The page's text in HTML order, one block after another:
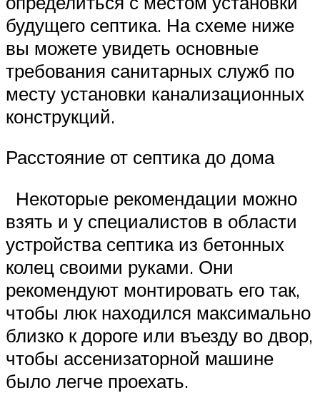
будущего септика. На схеме ниже
вы можете увидеть основные
требования санитарных служб по
месту установки канализационных
конструкций.
Расстояние от септика до дома
Некоторые рекомендации можно
взять и у специалистов в области
устройства септика из бетонных
колец своими руками. Они
рекомендуют монтировать его так,
чтобы люк находился максимально
близко к дороге или въезду во двор,
чтобы ассенизаторной машине
было легче проехать.